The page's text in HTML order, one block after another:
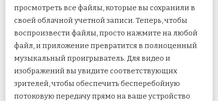
просмотреть все файлы, которые вы сохранили в
своей облачной учетной записи. Теперь, чтобы
воспроизвести файлы, просто нажмите на любой
файл, и приложение превратится в полноценный
музыкальный проигрыватель. Для видео и
изображений вы увидите соответствующих
зрителей, чтобы обеспечить бесперебойную
потоковую передачу прямо на ваше устройство